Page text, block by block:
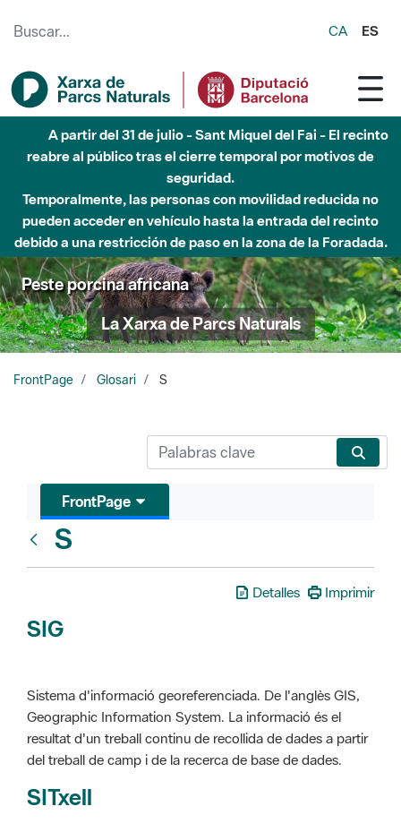
CA ES
A partir del 31 de julio - Sant Miquel del Fai - El recinto
reabre al público tras el cierre temporal por motivos de
seguridad.
Temporalmente, las personas con movilidad reducida no
pueden acceder en vehículo hasta la entrada del recinto
debido a una restricción de paso en la zona de la Foradada.
Peste porcina africana
La Xarxa de Parcs Naturals
FrontPage Glosari S
FrontPage
S
Detalles Imprimir
SIG
Sistema d'informació georeferenciada. De l'anglès GIS,
Geographic Information System. La informació és el
resultat d'un treball continu de recollida de dades a partir
del treball de camp i de la recerca de base de dades.
SITxell